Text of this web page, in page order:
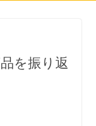
を振り返